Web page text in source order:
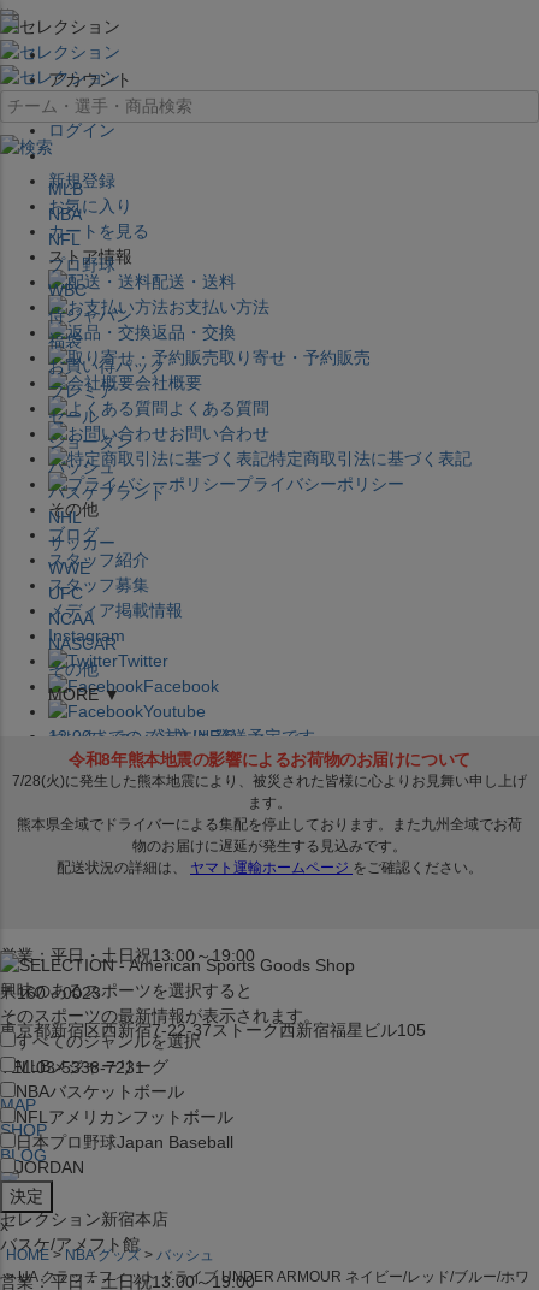
×
アカウント
ログイン
新規登録
お気に入り
カートを見る
ストア情報
配送・送料
お支払い方法
返品・交換
取り寄せ・予約販売
会社概要
よくある質問
お問い合わせ
特定商取引法に基づく表記
プライバシーポリシー
その他
ブログ
スタッフ紹介
スタッフ募集
メディア掲載情報
Instagram
Twitter
Facebook
Youtube
セレクション公式LINE@
営業：平日・土日祝13:00～19:00
〒160－0023
東京都新宿区西新宿7-22-37ストーク西新宿福星ビル105
TEL:03-5338-7231
MAP
SHOP
BLOG
セレクション新宿本店
バスケ/アメフト館
営業：平日・土日祝13:00～19:00
MLB
NBA
NFL
プロ野球
WBC
侍ジャパン
福袋
お買い得パック
プレミア
セール
ジョーダン
バッシュ
バスケブランド
NHL
サッカー
WWE
UFC
NCAA
NASCAR
その他
MORE ▼
12:00までのご注文は発送予定です。
在庫品は 1-3営業日内で発送!! ※お取寄せ商品は対象外
興味のあるスポーツを選択すると
そのスポーツの最新情報が表示されます。
すべてのジャンルを選択
MLBメジャーリーグ
NBAバスケットボール
NFL アメリカンフットボール
日本プロ野球Japan Baseball
JORDAN
x
HOME NBA グッズ
バッシュ
UA クラッチフィット ドライブ UNDER ARMOUR ネイビー/レッド/ブルー/ホワ